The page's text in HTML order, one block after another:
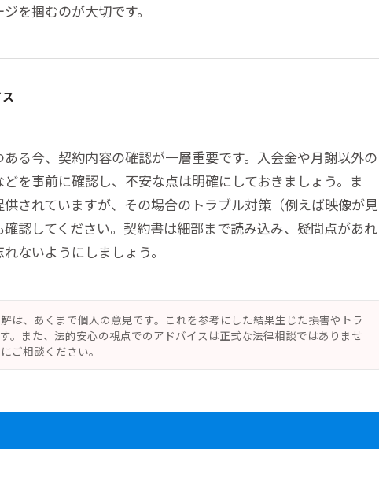
を掴むのが大切です。
る今、契約内容の確認が一層重要です。入会金や月謝以外の
を事前に確認し、不安な点は明確にしておきましょう。ま
されていますが、その場合のトラブル対策（例えば映像が見
認してください。契約書は細部まで読み込み、疑問点があれ
ないようにしましょう。
は、あくまで個人の意見です。これを参考にした結果生じた損害やトラ
。また、法的安心の視点でのアドバイスは正式な法律相談ではありませ
ご相談ください。